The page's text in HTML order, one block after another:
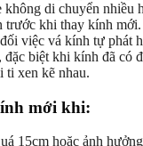
di chuyển nhiều
trước khi thay kính mới.
việc vá kính tự phát
đặc biệt khi kính đã có
ti xen kẽ nhau.
mới khi:
15cm hoặc ảnh